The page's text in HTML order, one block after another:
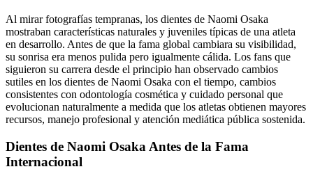
Al mirar fotografías tempranas, los dientes de Naomi Osaka
mostraban características naturales y juveniles típicas de una atleta
en desarrollo. Antes de que la fama global cambiara su visibilidad,
su sonrisa era menos pulida pero igualmente cálida. Los fans que
siguieron su carrera desde el principio han observado cambios
sutiles en los dientes de Naomi Osaka con el tiempo, cambios
consistentes con odontología cosmética y cuidado personal que
evolucionan naturalmente a medida que los atletas obtienen mayores
recursos, manejo profesional y atención mediática pública sostenida.
Dientes de Naomi Osaka Antes de la Fama
Internacional